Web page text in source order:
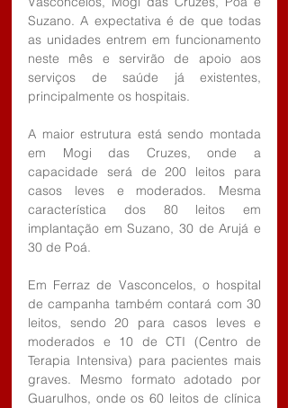
Suzano. A expectativa é de que todas
as unidades entrem em funcionamento
neste mês e servirão de apoio aos
serviços de saúde já existentes,
principalmente os hospitais.
A maior estrutura está sendo montada
em Mogi das Cruzes, onde a
capacidade será de 200 leitos para
casos leves e moderados. Mesma
característica dos 80 leitos em
implantação em Suzano, 30 de Arujá e
30 de Poá.
Em Ferraz de Vasconcelos, o hospital
de campanha também contará com 30
leitos, sendo 20 para casos leves e
moderados e 10 de CTI (Centro de
Terapia Intensiva) para pacientes mais
graves. Mesmo formato adotado por
Guarulhos, onde os 60 leitos de clínica